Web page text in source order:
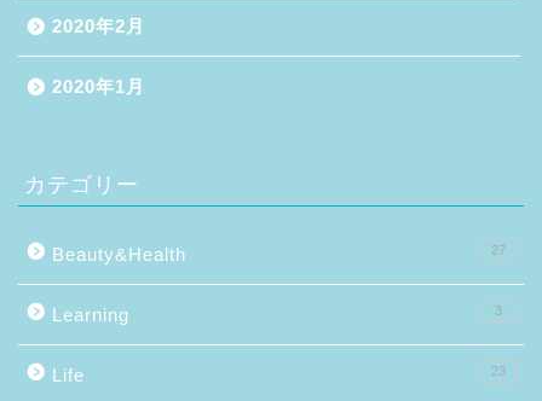
2020年2月
2020年1月
カテゴリー
Beauty&Health 27
Learning 3
Life 23